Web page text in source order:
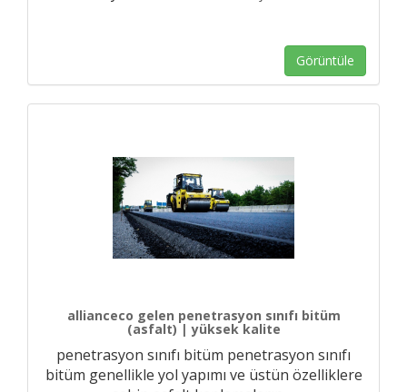
Görüntüle
allianceco gelen penetrasyon sınıfı bitüm
(asfalt) | yüksek kalite
penetrasyon sınıfı bitüm penetrasyon sınıfı
bitüm genellikle yol yapımı ve üstün özelliklere